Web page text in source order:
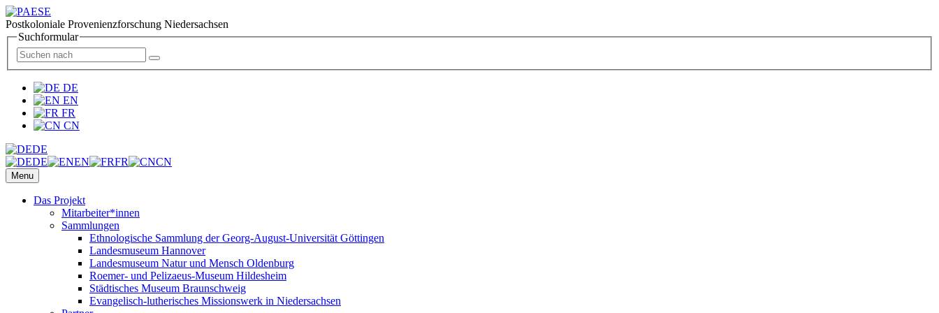
Postkoloniale Provenienzforschung Niedersachsen
Suchformular
DE
EN
FR
CN
DE
DE
EN FR CN
Menu
Das Projekt
Mitarbeiter*innen
Sammlungen
Ethnologische Sammlung der Georg-August-Universität Göttingen
Landesmuseum Hannover
Landesmuseum Natur und Mensch Oldenburg
Roemer- und Pelizaeus-Museum Hildesheim
Städtisches Museum Braunschweig
Evangelisch-lutherisches Missionswerk in Niedersachsen